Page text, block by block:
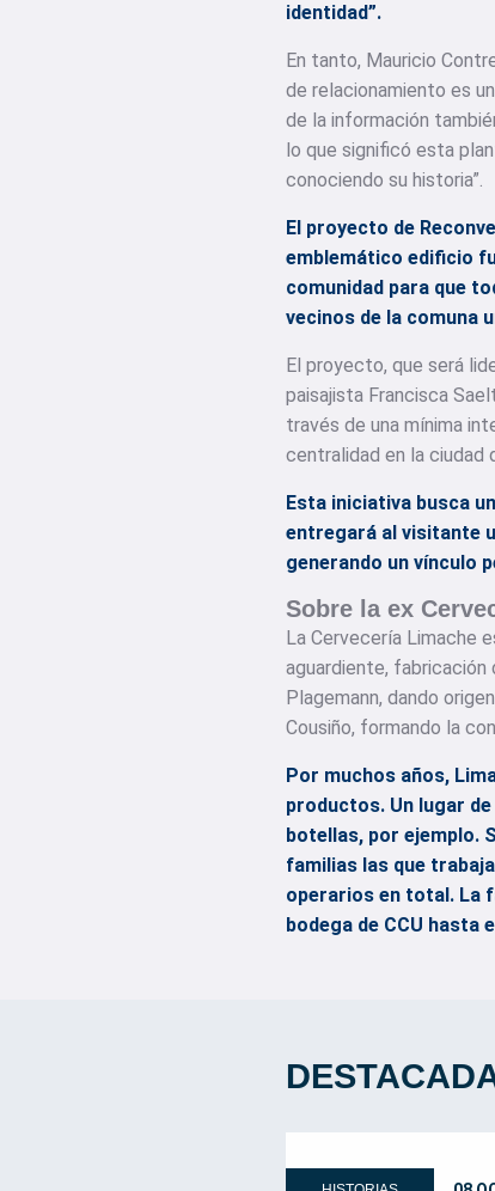
identidad”.
En tanto, Mauricio
de relacionamiento es
de la información
lo que significó esta
conociendo su historia”.
El proyecto de
emblemático edificio
comunidad para que
vecinos de la comuna
El proyecto, que será
paisajista Francisca
través de una mínima
centralidad en la ciudad
Esta iniciativa busca
entregará al visitante
generando un vínculo
Sobre la ex
La Cervecería Limache
aguardiente, fabricación
Plagemann, dando
Cousiño, formando la
Por muchos años,
productos. Un lugar
botellas, por ejemplo.
familias las que
operarios en total. La
bodega de CCU hasta